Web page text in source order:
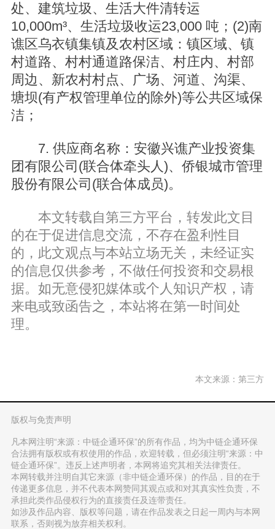
处、建筑垃圾、生活大件清转运
10,000m³、生活垃圾收运23,000 吨；(2)南
谯区乌衣镇集镇及农村区域：镇区域、镇
村道路、村村通道路保洁、村庄内、村部
周边、新农村村点、广场、河道、沟渠、
塘坝(有产权管理单位的除外)等公共区域保
洁；
7. 供应商名称：安徽兴谯产业投资集
团有限公司(联合体牵头人)、侨银城市管理
股份有限公司(联合体成员)。
本文转载自第三方平台，转发此文目
的在于促进信息交流，不存在盈利性目
的，此文观点与本站立场无关，未经证实
的信息仅供参考，不做任何投资和交易根
据。如无意侵犯媒体或个人知识产权，请
来电或致函告之，本站将在第一时间处
理。
本文来源：第三方
版权与免责声明
凡本网注明“来源：中链企通环保”的所有作品，均为中链企通环保
合法拥有版权或有权使用的作品，欢迎转载，但必须注明“来源：中
链企通环保”。违反上述声明者，本网将追究其相关法律责任。
本网转载并注明自其它来源（非中链企通环保）的作品，目的在于
传递更多信息，并不代表本网赞同其观点或和对其真实性负责，不
承担此类作品侵权行为的直接责任及连带责任。
如涉及作品内容、版权等问题，请在作品发表之日起一周内与本网
联系，否则视为放弃相关权利。